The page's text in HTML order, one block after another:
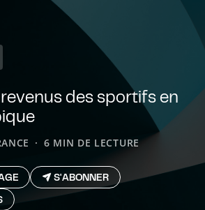
des sportifs en
6 MIN DE LECTURE
S'ABONNER